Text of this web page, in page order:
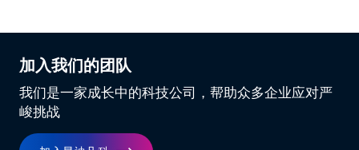
加入我们的团队
我们是一家成长中的科技公司，帮助众多企业应对严
峻挑战